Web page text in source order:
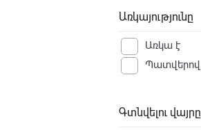
Առկայությունը
Առկա է
Պատվերով
Գտնվելու վայրը